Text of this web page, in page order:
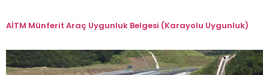
AİTM Münferit Araç Uygunluk Belgesi (Karayolu Uygunluk)